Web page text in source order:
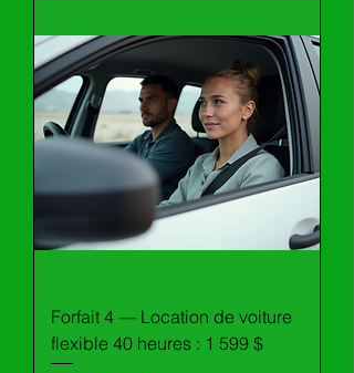
Forfait 4 — Location de voiture
flexible 40 heures : 1 599 $